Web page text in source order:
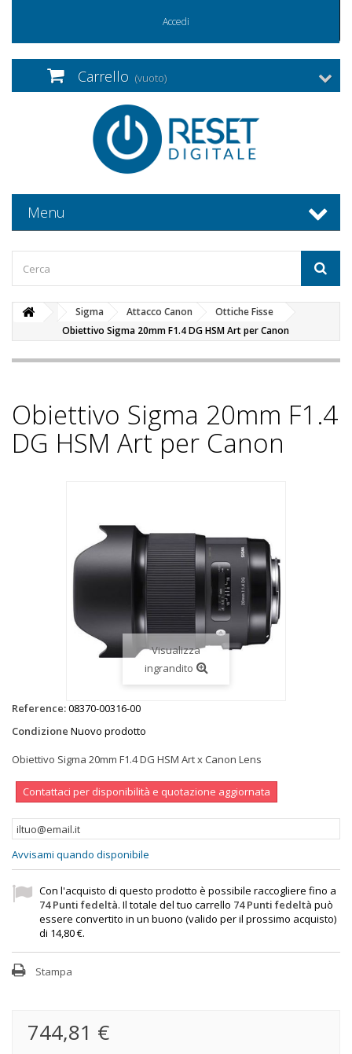
Accedi
Carrello (vuoto)
Menu
Sigma Attacco Canon
Ottiche Fisse
Obiettivo Sigma 20mm F1.4 DG HSM Art per Canon
Obiettivo Sigma 20mm F1.4
DG HSM Art per Canon
Visualizza
ingrandito
Reference:08370-00316-00
Condizione Nuovo prodotto
Obiettivo Sigma 20mm F1.4 DG HSM Art x Canon Lens
Contattaci per disponibilità e quotazione aggiornata
Avvisami quando disponibile
Con l'acquisto di questo prodotto è possibile raccogliere fino a
74Punti fedeltà. Il totale del tuo carrello 74Punti fedeltà può
essere convertito in un buono (valido per il prossimo acquisto)
di 14,80 €.
Stampa
744,81 €